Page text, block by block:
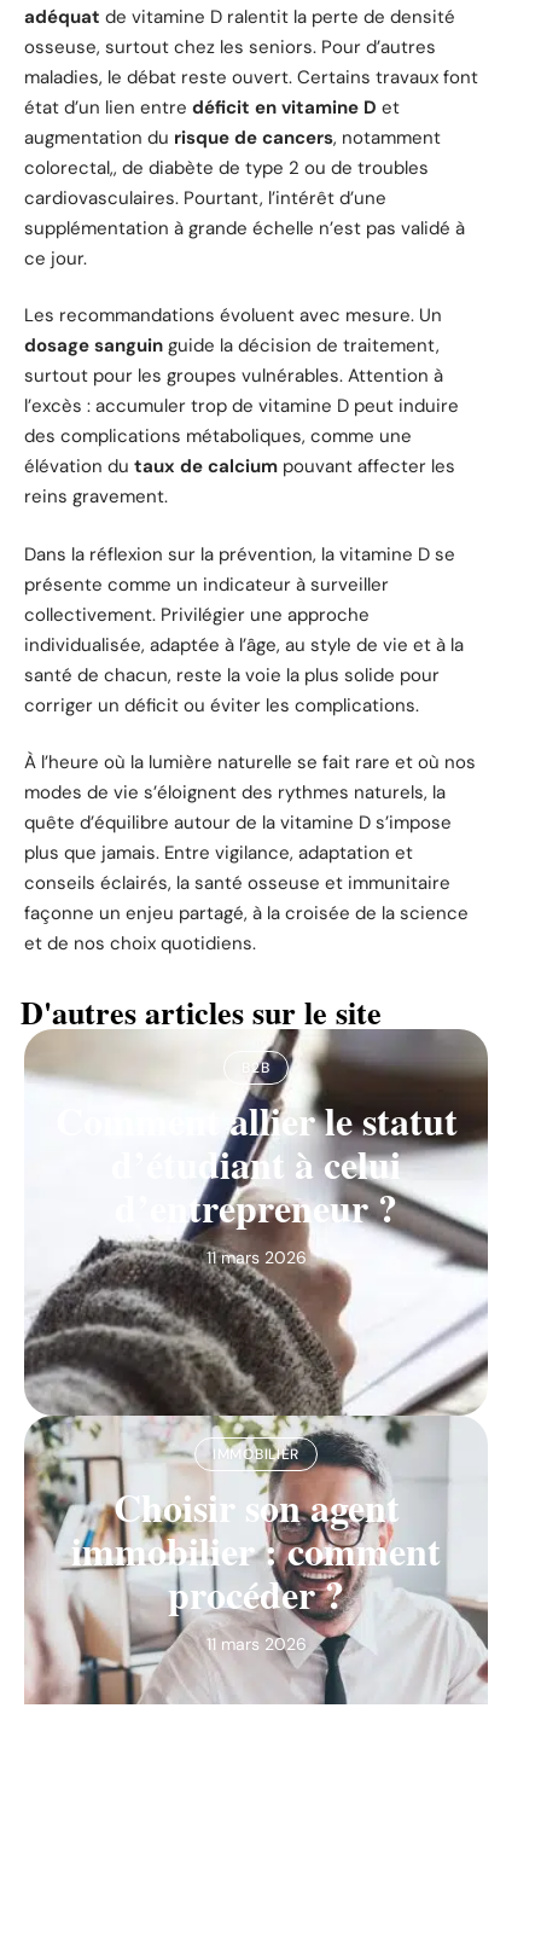
adéquat de vitamine D ralentit la perte de densité
osseuse, surtout chez les seniors. Pour d’autres
maladies, le débat reste ouvert. Certains travaux font
état d’un lien entre déficit en vitamine D et
augmentation du risque de cancers, notamment
colorectal,, de diabète de type 2 ou de troubles
cardiovasculaires. Pourtant, l’intérêt d’une
supplémentation à grande échelle n’est pas validé à
ce jour.
Les recommandations évoluent avec mesure. Un
dosage sanguin guide la décision de traitement,
surtout pour les groupes vulnérables. Attention à
l’excès : accumuler trop de vitamine D peut induire
des complications métaboliques, comme une
élévation du taux de calcium pouvant affecter les
reins gravement.
Dans la réflexion sur la prévention, la vitamine D se
présente comme un indicateur à surveiller
collectivement. Privilégier une approche
individualisée, adaptée à l’âge, au style de vie et à la
santé de chacun, reste la voie la plus solide pour
corriger un déficit ou éviter les complications.
À l’heure où la lumière naturelle se fait rare et où nos
modes de vie s’éloignent des rythmes naturels, la
quête d’équilibre autour de la vitamine D s’impose
plus que jamais. Entre vigilance, adaptation et
conseils éclairés, la santé osseuse et immunitaire
façonne un enjeu partagé, à la croisée de la science
et de nos choix quotidiens.
D'autres articles sur le site
B2B
Comment allier le statut
d’étudiant à celui
d’entrepreneur ?
11 mars 2026
IMMOBILIER
Choisir son agent
immobilier : comment
procéder ?
11 mars 2026